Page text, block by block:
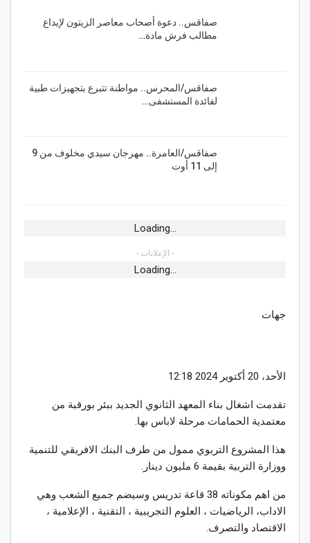
صفاقس.. دعوة أصحاب معاصر الزيتون لإيداع
مطالب فرش مادة…
صفاقس/المحرس.. مواطنة تتبرع بتجهيزات طبية
لفائدة المستشفى…
صفاقس/العامرة.. مهرجان سيدي مخلوف من 9
إلى 11 أوت
Loading...
- الإعلانات -
Loading...
جهات
الأحد، 20 أكتوير 2024 12:18
تقدمت اشغال بناء المعهد الثانوي الجديد ببئر بورقبة من
معتمدية الحمامات مرحلة لاباس بها.
هذا المشروع التربوي ممول من طرف البنك الافريقي للتنمية
ووزارة التربية بقيمة 6 مليون دينار.
من اهم مكوناته 38 قاعة تدريس وسيضم جميع الشعب وهي
الاداب، الرياضيات ، العلوم التجريبية ، التقنية ، الإعلامية ،
الاقتصاد والتصرف.